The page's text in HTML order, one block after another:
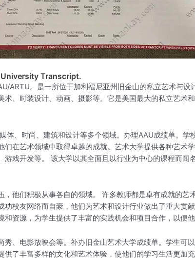
Transcript.
ARTU。是一所位于加利福尼亚州旧金山的私立艺术与设
、时装设计、动画、摄影等。它是美国最大的私立艺术
体、时尚、建筑和设计等多个领域。办理AAU成绩单。
在艺术领域中取得卓越的成就。艺术大学提供各种艺术
戏开发等。 该大学以其全面且以行业为中心的课程而
他们积极从事各自的领域。 许多教师都是卓有成就的
校友网络而自豪，他们为艺术和设计行业做出了重大贡
资源，为学生提供了丰富的实践机会和项目合作，以便
、电影放映会等。补办旧金山艺术大学成绩单。学生可
了丰富多样的文化和艺术体验，使他们的学习生活更加